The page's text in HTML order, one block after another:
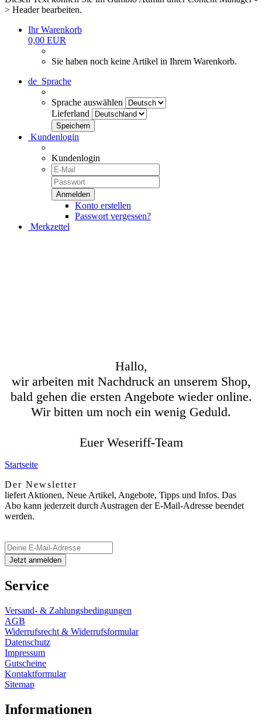
> Header bearbeiten.
Ihr Warenkorb
0,00 EUR
Sie haben noch keine Artikel in Ihrem Warenkorb.
de Sprache
Sprache auswählen
Lieferland
Kundenlogin
Kundenlogin
Konto erstellen
Passwort vergessen?
Merkzettel
Hallo,
wir arbeiten mit Nachdruck an unserem Shop,
bald gehen die ersten Angebote wieder online.
Wir bitten um noch ein wenig Geduld.
Euer Weseriff-Team
Startseite
Der Newsletter
liefert Aktionen, Neue Artikel, Angebote, Tipps und Infos. Das
Abo kann jederzeit durch Austragen der E-Mail-Adresse beendet
werden.
Service
Versand- & Zahlungsbedingungen
AGB
Widerrufsrecht & Widerrufsformular
Datenschutz
Impressum
Gutscheine
Kontaktformular
Sitemap
Informationen